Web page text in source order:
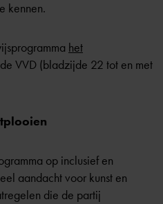
kennen.
het
VVD (bladzijde 22 tot en met
op inclusief en
aandacht voor kunst en
die de partij